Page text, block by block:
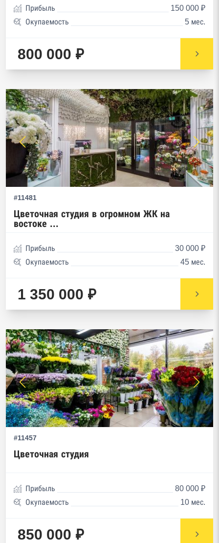
Прибыль
150 000 ₽
Окупаемость
5 мес.
800 000 ₽
#11481
Цветочная студия в огромном ЖК на
востоке ...
Прибыль
30 000 ₽
Окупаемость
45 мес.
1 350 000 ₽
#11457
Цветочная студия
Прибыль
80 000 ₽
Окупаемость
10 мес.
850 000 ₽